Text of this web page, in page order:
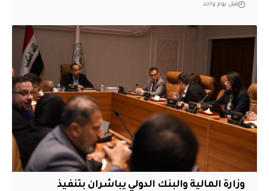
قبل يوم واحد
وزارة المالية والبنك الدولي يباشران بتنفيذ